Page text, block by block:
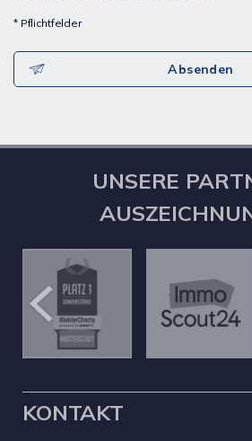
* Pflichtfelder
Absenden
UNSERE
KONTAKT